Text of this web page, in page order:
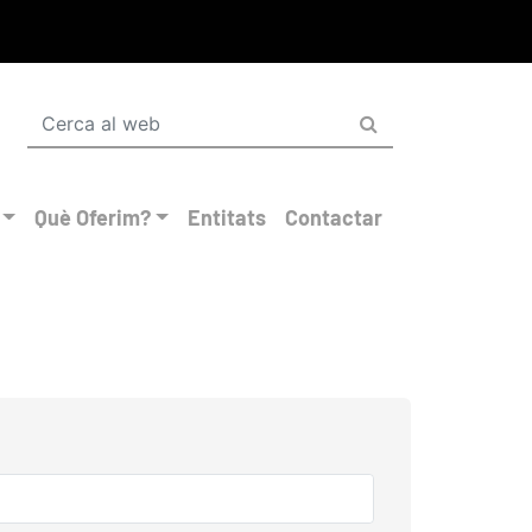
Què Oferim? Entitats Contactar